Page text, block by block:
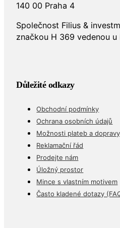
140 00 Praha 4
Společnost Filius &
značkou H 369 vedenou
Důležité odkazy
Obchodní podmínky
Ochrana osobních údajů
Možnosti plateb a dopravy
Reklamační řád
Prodejte nám
Úložný prostor
Mince s vlastním motivem
Často kladené dotazy